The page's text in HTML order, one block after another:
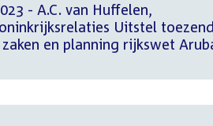
- A.C. van Huffelen,
Uitstel
en planning rijkswet